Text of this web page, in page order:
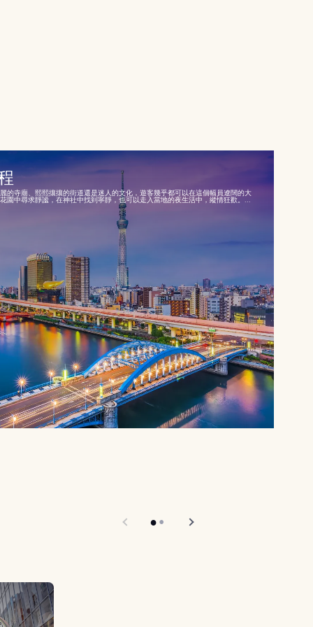
的寺廟、熙熙攘攘的街道還是迷人的文化，遊客幾乎都可以在這個幅員遼闊的大
園中尋求靜謐，在神社中找到寧靜，也可以走入當地的夜生活中，縱情狂歡。...